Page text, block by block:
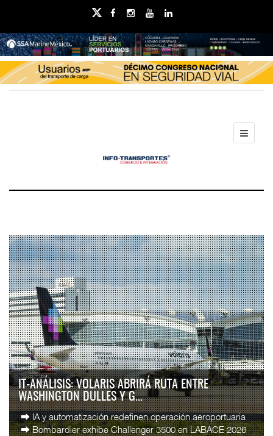
IT-ANÁLISIS: VOLARIS ABRIRÁ RUTA ENTRE
WASHINGTON DULLES Y G...
⮕ IA y automatización redefinen operación aeroportuaria
⮕ Bombardier exhibe Challenger 3500 en LABACE 2026